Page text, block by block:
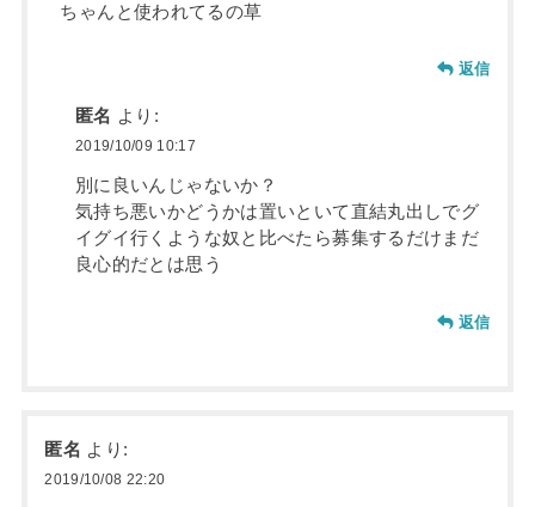
ちゃんと使われてるの草
返信
匿名 より:
2019/10/09 10:17
別に良いんじゃないか？
気持ち悪いかどうかは置いといて直結丸出しでグ
イグイ行くような奴と比べたら募集するだけまだ
良心的だとは思う
返信
匿名 より:
2019/10/08 22:20